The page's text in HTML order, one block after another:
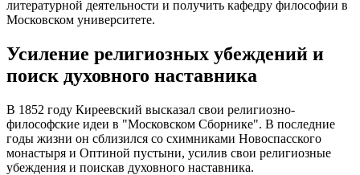
литературной деятельности и получить кафедру философии в
Московском университете.
Усиление религиозных убеждений и
поиск духовного наставника
В 1852 году Киреевский высказал свои религиозно-
философские идеи в "Московском Сборнике". В последние
годы жизни он сблизился со схимниками Новоспасского
монастыря и Оптиной пустыни, усилив свои религиозные
убеждения и поискав духовного наставника.